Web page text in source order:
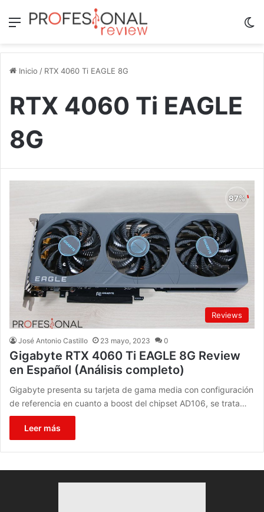
Menú
Inicio / RTX 4060 Ti EAGLE 8G
RTX 4060 Ti EAGLE
8G
Reviews
José Antonio Castillo 23 mayo, 2023 0
Gigabyte RTX 4060 Ti EAGLE 8G Review
en Español (Análisis completo)
Gigabyte presenta su tarjeta de gama media con configuración
de referencia en cuanto a boost del chipset AD106, se trata…
Leer más